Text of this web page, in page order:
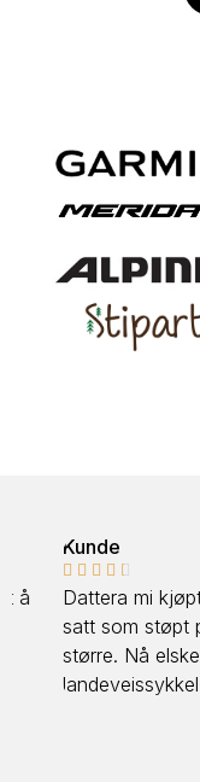
Kunde
 
Dattera mi kjøpte et
satt som støpt på
større. Nå elsker
landeveissykkel nå.